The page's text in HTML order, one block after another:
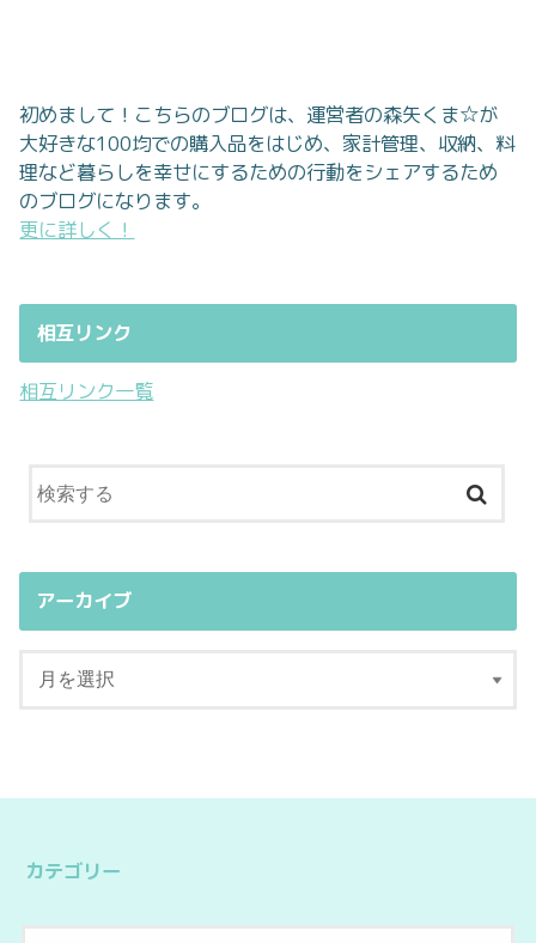
初めまして！こちらのブログは、運営者の森矢くま☆が
大好きな100均での購入品をはじめ、家計管理、収納、料
理など暮らしを幸せにするための行動をシェアするため
のブログになります。
更に詳しく！
相互リンク
相互リンク一覧
アーカイブ
カテゴリー